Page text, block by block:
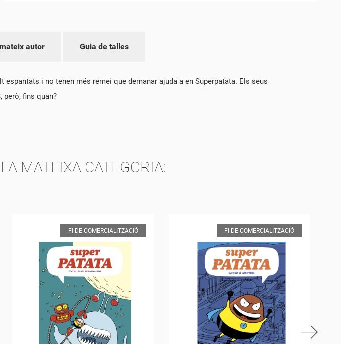
autor Guia de talles
i no tenen més remei que demanar ajuda a en Superpatata. Els seus
però, fins quan?
MATEIXA CATEGORIA:
FI DE COMERCIALITZACIÓ FI DE COMERCIALITZACIÓ